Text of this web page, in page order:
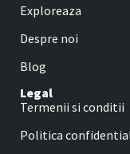
Exploreaza
Despre noi
Blog
Legal
Termenii si conditii
Politica